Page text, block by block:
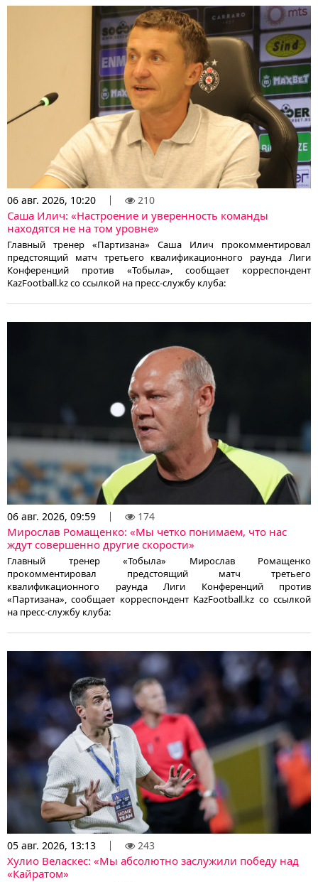
06 авг. 2026, 10:20 210
Саша Илич: «Настроение и уверенность команды
находятся не на том уровне»
Главный тренер «Партизана» Саша Илич прокомментировал
предстоящий матч третьего квалификационного раунда Лиги
Конференций против «Тобыла», сообщает корреспондент
KazFootball.kz со ссылкой на пресс-службу клуба:
06 авг. 2026, 09:59 174
Мирослав Ромащенко: «Мы четко понимаем, что нас
ждут совершенно другие скорости»
Главный тренер «Тобыла» Мирослав Ромащенко
прокомментировал предстоящий матч третьего
квалификационного раунда Лиги Конференций против
«Партизана», сообщает корреспондент KazFootball.kz со ссылкой
на пресс-службу клуба:
05 авг. 2026, 13:13 243
Хулио Веласкес: «Мы абсолютно заслужили победу над
«Кайратом»